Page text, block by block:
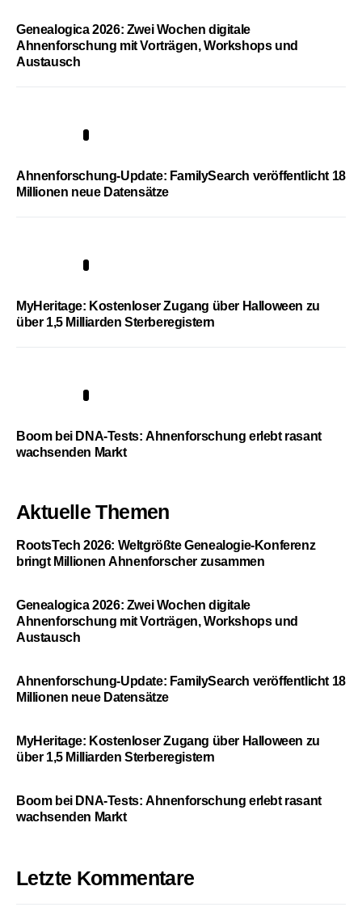
Genealogica 2026: Zwei Wochen digitale
Ahnenforschung mit Vorträgen, Workshops und
Austausch
Ahnenforschung-Update: FamilySearch veröffentlicht 18
Millionen neue Datensätze
MyHeritage: Kostenloser Zugang über Halloween zu
über 1,5 Milliarden Sterberegistern
Boom bei DNA-Tests: Ahnenforschung erlebt rasant
wachsenden Markt
Aktuelle Themen
RootsTech 2026: Weltgrößte Genealogie-Konferenz
bringt Millionen Ahnenforscher zusammen
Genealogica 2026: Zwei Wochen digitale
Ahnenforschung mit Vorträgen, Workshops und
Austausch
Ahnenforschung-Update: FamilySearch veröffentlicht 18
Millionen neue Datensätze
MyHeritage: Kostenloser Zugang über Halloween zu
über 1,5 Milliarden Sterberegistern
Boom bei DNA-Tests: Ahnenforschung erlebt rasant
wachsenden Markt
Letzte Kommentare